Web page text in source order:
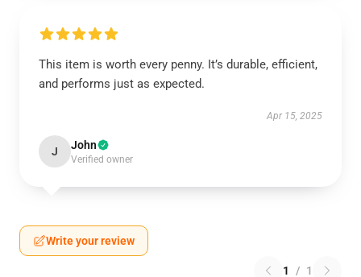
This item is worth every penny. It’s durable, efficient,
and performs just as expected.
Apr 15, 2025
J John
Verified owner
Write your review
1 / 1